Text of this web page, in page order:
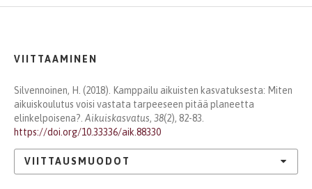
VIITTAAMINEN
Silvennoinen, H. (2018). Kamppailu aikuisten kasvatuksesta: Miten
aikuiskoulutus voisi vastata tarpeeseen pitää planeetta
elinkelpoisena?. Aikuiskasvatus, 38(2), 82-83.
https://doi.org/10.33336/aik.88330
VIITTAUSMUODOT